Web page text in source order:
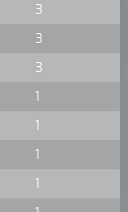
3
3
3
1
1
1
1